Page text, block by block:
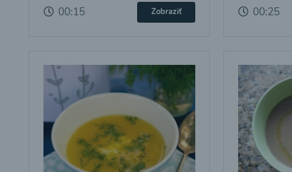
00:15 Zobraziť 00:25